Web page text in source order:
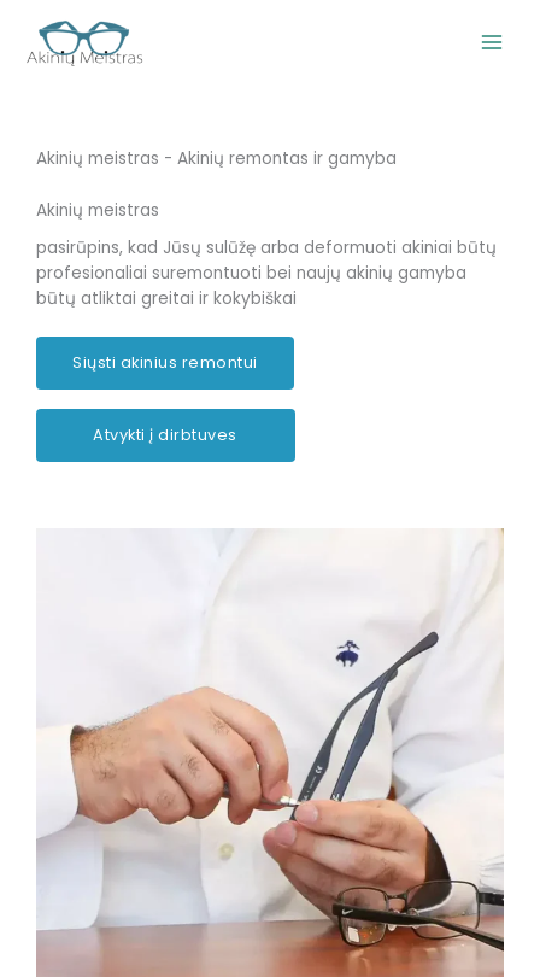
turinio
Akinių meistras - Akinių remontas ir gamyba
Akinių meistras
pasirūpins, kad Jūsų sulūžę arba deformuoti akiniai būtų
profesionaliai suremontuoti bei naujų akinių gamyba
būtų atliktai greitai ir kokybiškai
Siųsti akinius remontui
Atvykti į dirbtuves